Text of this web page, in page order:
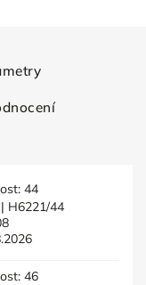
44
| H6221/44
46